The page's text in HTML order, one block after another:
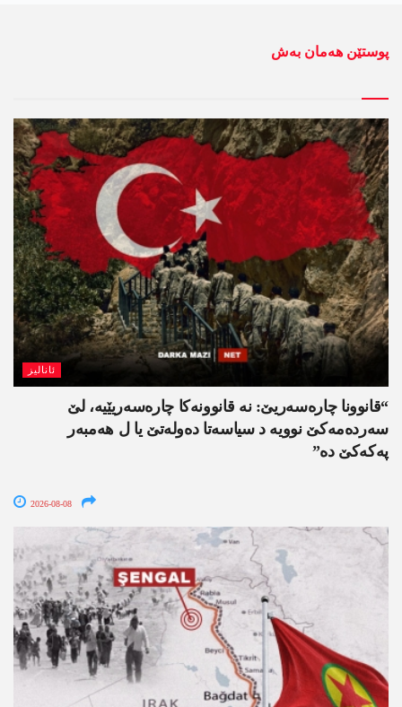
پوستێن ھەمان بەش
ئانالیز
“قانوونا چارەسەریێ: نە قانوونەکا چارەسەریێیە، لێ
سەردەمەکێ نوویە د سیاسەتا دەولەتێ یا ل ھەمبەر
پەکەکێ دە”
2026-08-08